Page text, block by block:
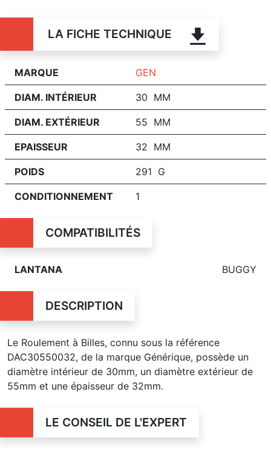
LA FICHE TECHNIQUE
MARQUE GEN
DIAM. INTÉRIEUR 30 MM
DIAM. EXTÉRIEUR 55 MM
EPAISSEUR 32 MM
POIDS 291 G
CONDITIONNEMENT 1
COMPATIBILITÉS
LANTANA BUGGY
DESCRIPTION
Le Roulement à Billes, connu sous la référence
DAC30550032, de la marque Générique, possède un
diamètre intérieur de 30mm, un diamètre extérieur de
55mm et une épaisseur de 32mm.
LE CONSEIL DE L'EXPERT